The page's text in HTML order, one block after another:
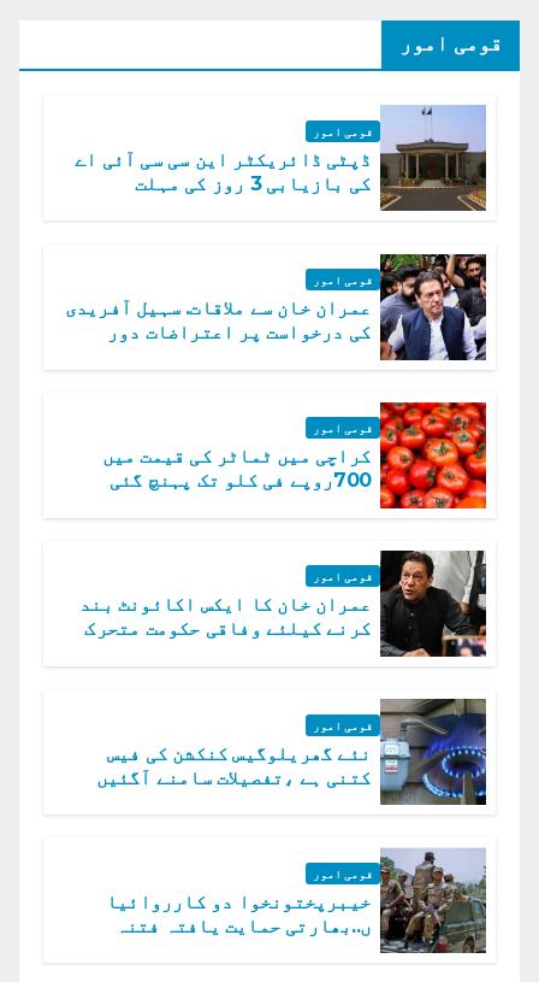
قومی امور
قومی امور
ڈپٹی ڈائریکٹر این سی سی آئی اے
کی بازیابی 3 روز کی مہلت
قومی امور
عمران خان سے ملاقات. سہیل آفریدی
کی درخواست پر اعتراضات دور
قومی امور
کراچی میں ٹماٹر کی قیمت میں
700روپے فی کلو تک پہنچ گئی
قومی امور
عمران خان کا ایکس اکائونٹ بند
کرنے کیلئے وفاقی حکومت متحرک
قومی امور
نئے گھریلوگیس کنکشن کی فیس
کتنی ہے ،تفصیلات سامنے آگئیں
قومی امور
خیبرپختونخوا دو کارروائیا
ں..بھارتی حمایت یافتہ فتنہ